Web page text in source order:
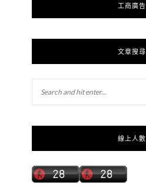
工商廣告
文章搜尋
線上人數